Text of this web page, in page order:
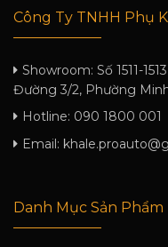
Công Ty TNHH Phụ
Showroom: Số 1511-
Đường 3/2, Phường
Hotline: 090 1800 001
Email:
Danh Mục Sản Phẩm